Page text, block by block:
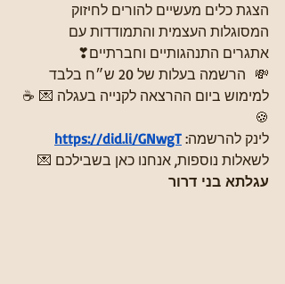
הצגת כלים מעשיים להורים לחיזוק
המסוגלות העצמית והתמודדות עם
אתגרים התנהגותיים וחברתיים❣
💸  הרשמה בעלות של 20 ש״ח בלבד
למימוש ביום ההרצאה לקנייה בעגלה 💌 ☕
🍪
לינק להרשמה: https://did.li/GNwgT
לשאלות נוספות, אנחנו כאן בשבילכם 💌
עגלתא בני דרור